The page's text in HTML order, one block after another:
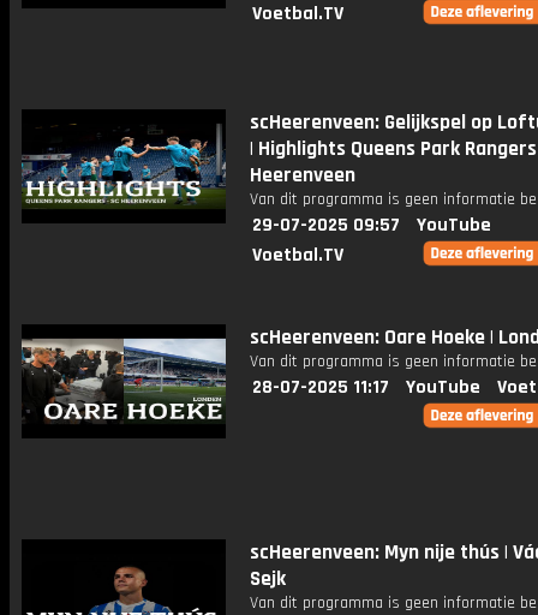
Voetbal.TV
scHeerenveen: Gelijkspel op
| Highlights Queens Park
Heerenveen
Van dit programma is geen informatie
29-07-2025 09:57
YouTube
Voetbal.TV
scHeerenveen: Oare Hoeke |
Van dit programma is geen informatie
28-07-2025 11:17 YouTube
scHeerenveen: Myn nije thús |
Sejk
Van dit programma is geen informatie